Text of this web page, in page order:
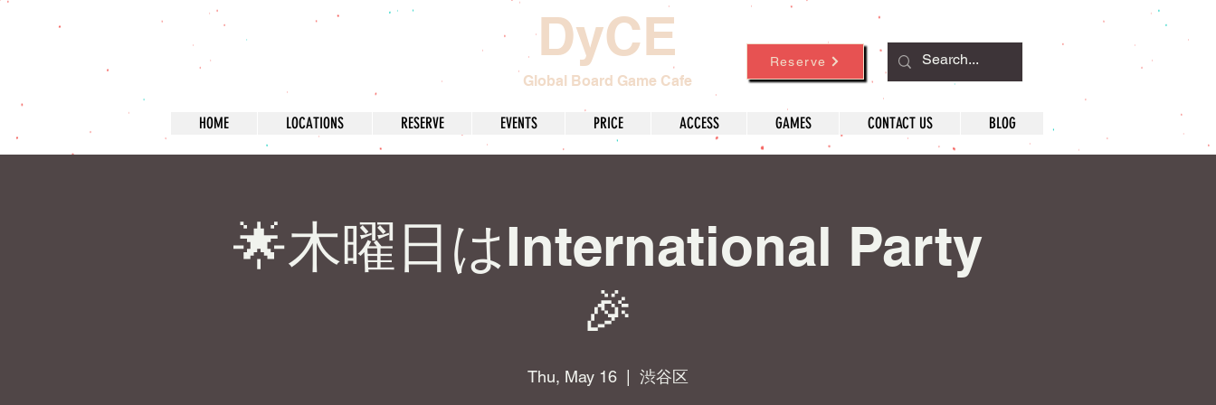
DyCE
Global Board Game Cafe
Reserve
HOME LOCATIONS RESERVE EVENTS PRICE ACCESS GAMES CONTACT US BLOG
🌟木曜日はInternational Party
🎉
Thu, May 16 渋谷区